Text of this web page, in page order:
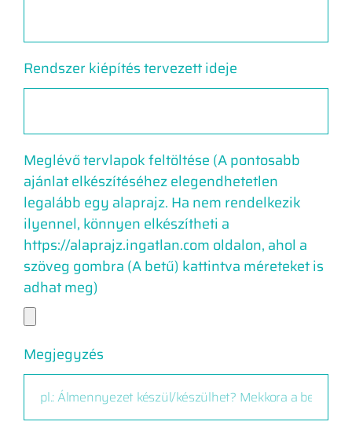
Rendszer kiépítés tervezett ideje
Meglévő tervlapok feltöltése (A pontosabb
ajánlat elkészítéséhez elegendhetetlen
legalább egy alaprajz. Ha nem rendelkezik
ilyennel, könnyen elkészítheti a
https://alaprajz.ingatlan.com oldalon, ahol a
szöveg gombra (A betű) kattintva méreteket is
adhat meg)
Megjegyzés